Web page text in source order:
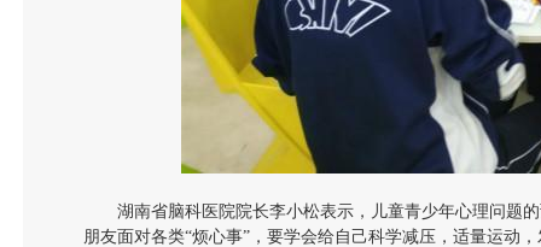
湖南省脑科医院院长李小松表示，儿童青少年心理问题
朋友面对各类“烦心事”，要学会给自己科学减压，适量运动